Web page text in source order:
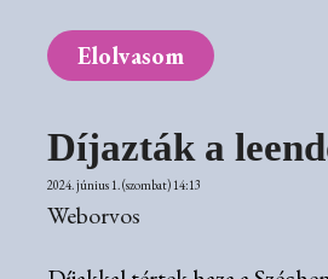
Elolvasom
Díjazták a
2024. június 1. (szombat) 14:13
Weborvos